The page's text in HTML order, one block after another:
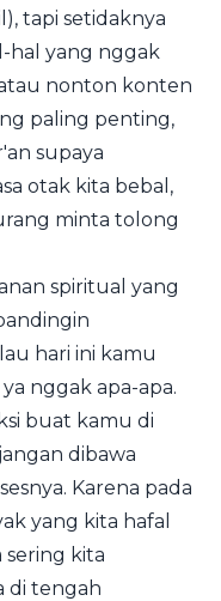
tapi setidaknya
hal yang nggak
nonton konten
paling penting,
supaya
otak kita bebal,
minta tolong
spiritual yang
hari ini kamu
nggak apa-apa.
buat kamu di
dibawa
Karena pada
yang kita hafal
sering kita
di tengah